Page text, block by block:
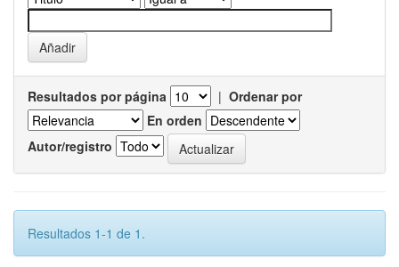
Resultados por página | Ordenar por
En orden
Autor/registro
Resultados 1-1 de 1.